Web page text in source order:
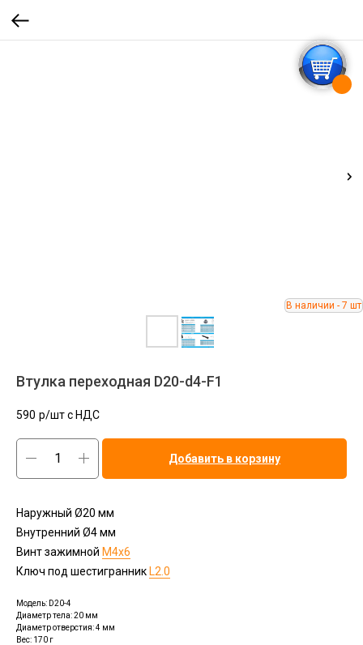
Втулка переходная D20-d4-F1
590 р/шт c НДС
Добавить в корзину
Наружный Ø20 мм
Внутренний Ø4 мм
Винт зажимной М4х6
Ключ под шестигранник L2.0
Модель: D20-4
Диаметр тела: 20 мм
Диаметр отверстия: 4 мм
Вес: 170 г